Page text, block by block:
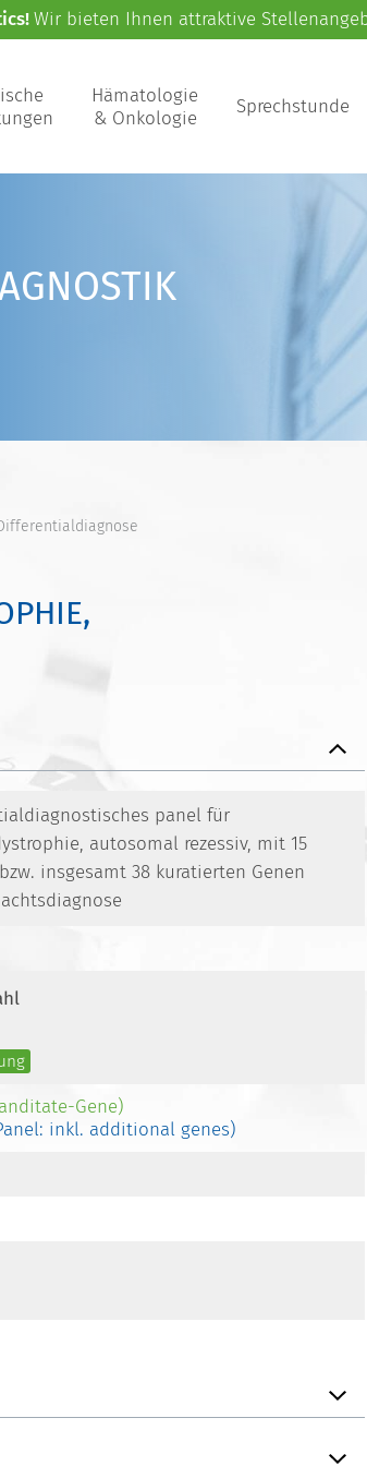
Wir bieten Ihnen attraktive
Hämatologie
& Onkologie
Sprechstunde
panel für
autosomal rezessiv, mit 15
insgesamt 38 kuratierten Genen
Gene)
inkl. additional genes)